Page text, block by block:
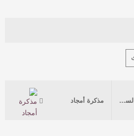
الحاضر مذكرة أمجاد